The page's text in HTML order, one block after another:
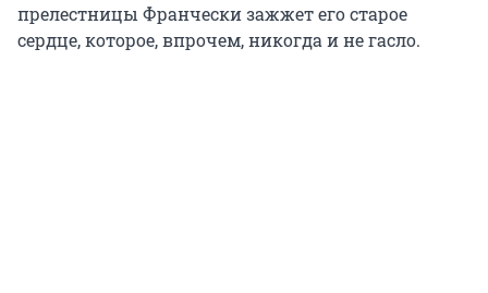
прелестницы Франчески зажжет его старое
сердце, которое, впрочем, никогда и не гасло.